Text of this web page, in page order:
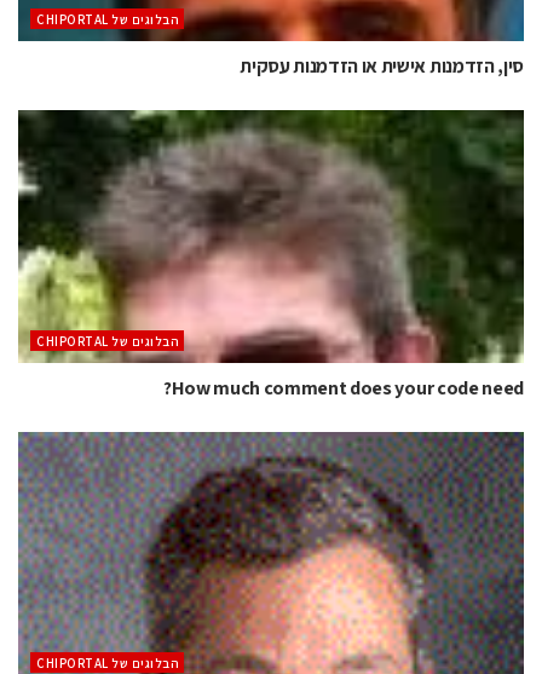
הבלוגים של CHIPORTAL
סין, הזדמנות אישית או הזדמנות עסקית
הבלוגים של CHIPORTAL
How much comment does your code need?
הבלוגים של CHIPORTAL